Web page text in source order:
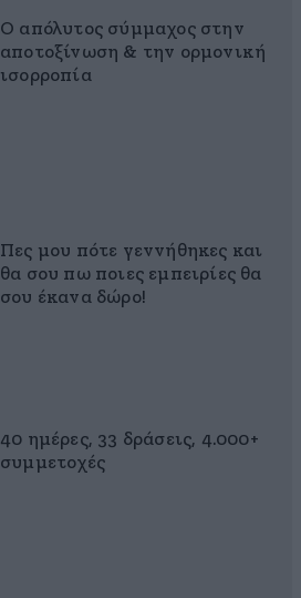
Ο απόλυτος σύμμαχος στην
αποτοξίνωση & την ορμονική
ισορροπία
Πες μου πότε γεννήθηκες και
θα σου πω ποιες εμπειρίες θα
σου έκανα δώρο!
40 ημέρες, 33 δράσεις, 4.000+
συμμετοχές